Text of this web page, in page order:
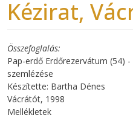
Kézirat,
Összefoglalás
Pap-erdő Erdőrezervátum (54)
szemlézése
Készítette: Bartha Dénes
Vácrátót, 1998
Mellékletek